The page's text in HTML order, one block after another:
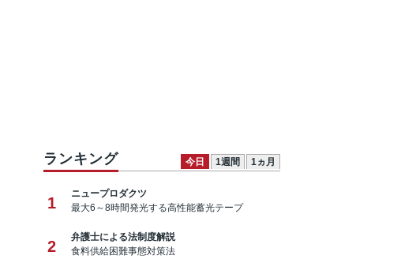
ランキング 今日 1週間 1ヵ月
1
ニュープロダクツ
最大6～8時間発光する高性能蓄光テープ
2
弁護士による法制度解説
食料供給困難事態対策法